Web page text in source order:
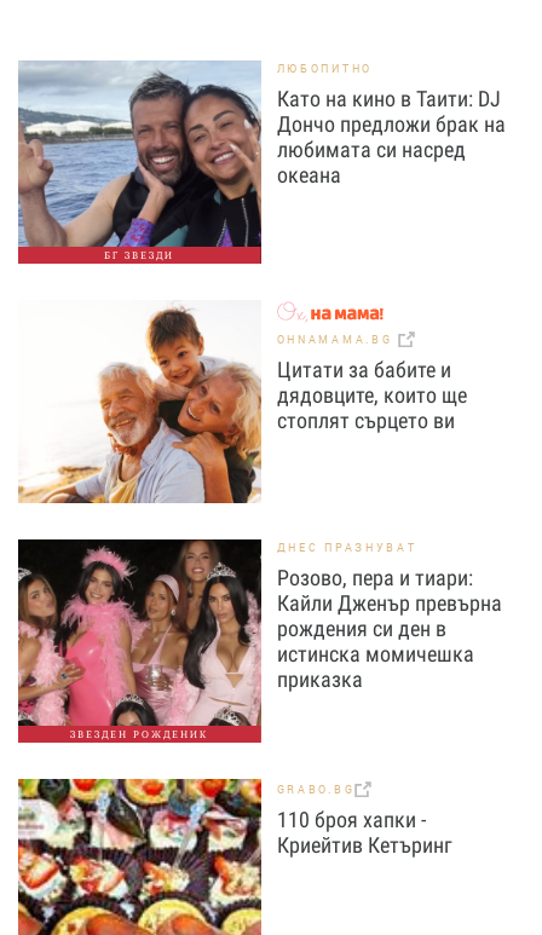
БГ ЗВЕЗДИ
ЛЮБОПИТНО
Като на кино в Таити: DJ
Дончо предложи брак на
любимата си насред
океана
OHNAMAMA.BG
Цитати за бабите и
дядовците, които ще
стоплят сърцето ви
ЗВЕЗДЕН РОЖДЕНИК
ДНЕС ПРАЗНУВАТ
Розово, пера и тиари:
Кайли Дженър превърна
рождения си ден в
истинска момичешка
приказка
GRABO.BG
110 броя хапки -
Криейтив Кетъринг